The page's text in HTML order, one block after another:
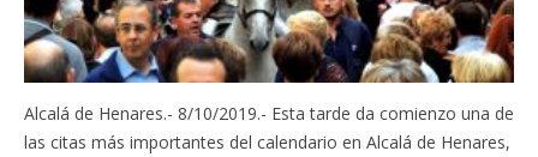
Alcalá de Henares.- 8/10/2019.- Esta tarde da comienzo una de
las citas más importantes del calendario en Alcalá de Henares,